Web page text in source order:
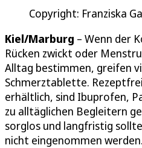
Copyright: Franziska
Kiel/Marburg – Wenn der
Rücken zwickt oder
Alltag bestimmen, greifen
Schmerztablette.
erhältlich, sind Ibuprofen,
zu alltäglichen Begleitern
sorglos und langfristig
nicht eingenommen werden.